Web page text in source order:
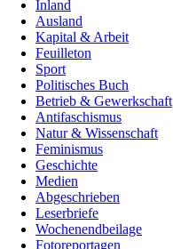
Inland
Ausland
Kapital & Arbeit
Feuilleton
Sport
Politisches Buch
Betrieb & Gewerkschaft
Antifaschismus
Natur & Wissenschaft
Feminismus
Geschichte
Medien
Abgeschrieben
Leserbriefe
Wochenendbeilage
Fotoreportagen